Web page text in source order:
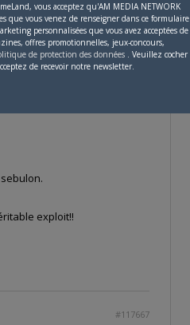
#117666
mou.
exploit!!
#117667
vous acceptez qu'AM MEDIA NETWORK
que vous venez de renseigner dans ce formulaire
personnalisées que vous avez acceptées de
offres promotionnelles, jeux-concours,
de protection des données . Veuillez cocher
de recevoir notre newsletter.